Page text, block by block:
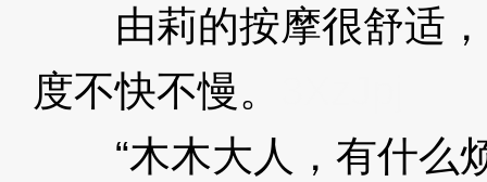
由莉的按摩很舒适，
度不快不慢。
“木木大人，有什么